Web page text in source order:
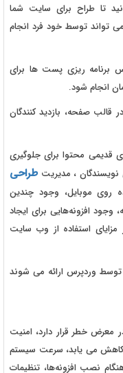
تا طراح برای سایت شما
می تواند توسط خود فرد انجام
برنامه ریزی پست ها برای
انجام شود.
صفحه، بازدید کنندگان
قدیمی محتوا برای جلوگیری
نویسندگان ، مدیریتطراحی
روی موبایل، وجود چندین
وجود افزونه‌هایی برای ایجاد
استفاده از وب سایت
توسط وردپرس ارائه می شوند
معرض خطر قرار دارد، امنیت
کاهش می یابد، سرعت سیستم
نصب افزونه‌ها، تنظیمات